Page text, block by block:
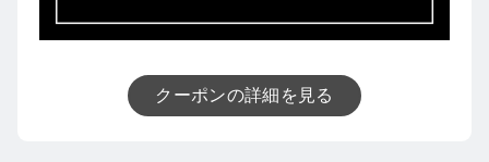
クーポンの詳細を見る